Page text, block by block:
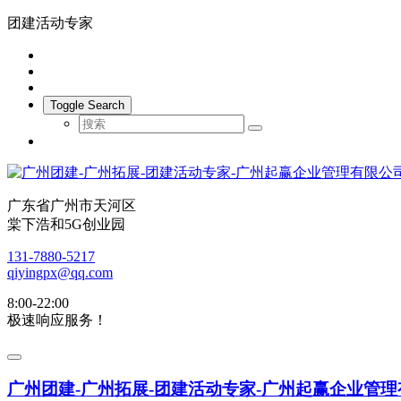
团建活动专家
Toggle Search
广东省广州市天河区
棠下浩和5G创业园
131-7880-5217
qiyingpx@qq.com
8:00-22:00
极速响应服务！
广州团建-广州拓展-团建活动专家-广州起赢企业管理